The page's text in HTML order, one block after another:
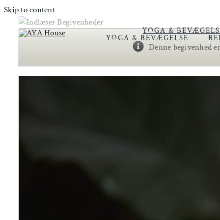
Skip to content
YOGA &
YOGA & BEVÆGELSE
Denne begivenhed